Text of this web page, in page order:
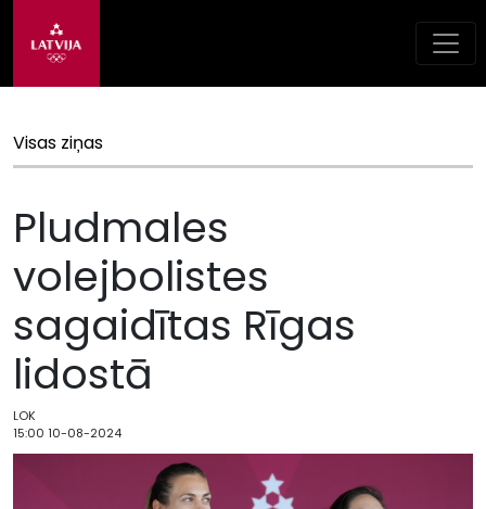
Visas ziņas
Pludmales
volejbolistes
sagaidītas Rīgas
lidostā
LOK
15:00 10-08-2024